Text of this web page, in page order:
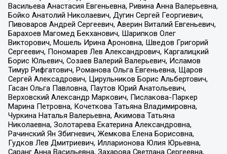
Васильева Анастасия Евгеньевна, Ривина Анна Валерьевна,
Бойко Анатолий Николаевич, Дугин Сергей Георгиевич,
Пивоваров Андрей Сергеевич, Аверин Виталий Евгеньевич,
Барахоев Магомед Бекханович, Шарипков Олег
Викторович, Мошель Ирина Ароновна, Шведов Григорий
Сергеевич, Пономарев Лев Александрович, Каргалицкий
Борис Юльевич, Созаев Валерий Валерьевич, Исламов
Тимур Рифгатович, Романова Ольга Евгеньевна, Щаров
Сергей Алексадрович, Цирульников Борис Альбертович,
Гасан Ольга Павловна, Паутов Юрий Анатольевич,
Верховский Александр Маркович, Пислакова-Паркер
Марина Петровна, Кочеткова Татьяна Владимировна,
Чуркина Наталья Валерьевна, Акимова Татьяна
Николаевна, Золотарева Екатерина Александровна,
Рачинский Ян Збигневич, Жемкова Елена Борисовна,
Гудков Лев Дмитриевич, Илларионова Юлия Юрьевна,
Саранг Анна Васильевна, Захарова Светлана Сергеевна,